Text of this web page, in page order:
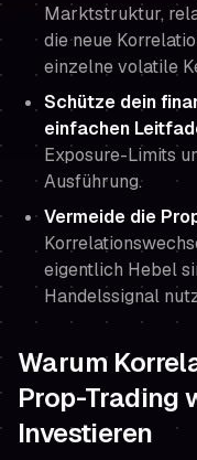
Marktstruktur,
die neue
einzelne volatile
Schütze dein
einfachen
Exposure-Limits
Ausführung.
Vermeide die
eigentlich Hebel
Handelssignal
Warum
Prop-Trading
Investieren